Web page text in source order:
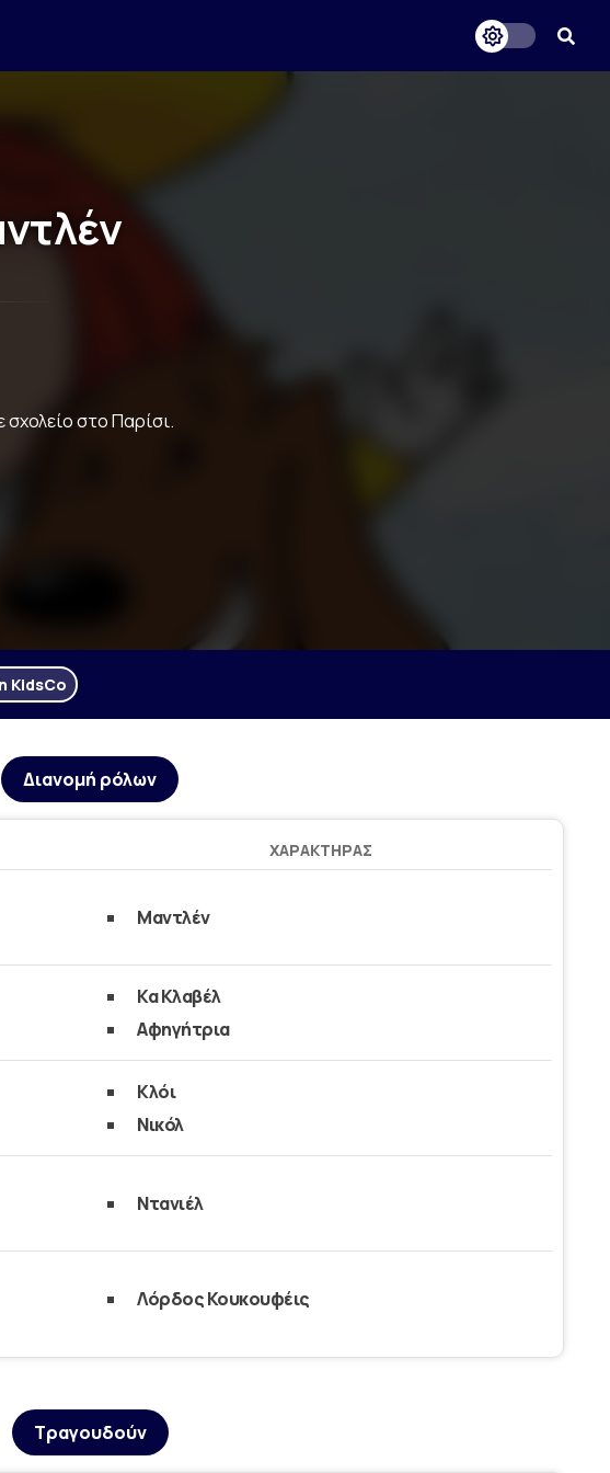
σχολείο στο Παρίσι.
KidsCo
Διανομή ρόλων
ΧΑΡΑΚΤΉΡΑΣ
Μαντλέν
Κα Κλαβέλ
Αφηγήτρια
Κλόι
Νικόλ
Ντανιέλ
Λόρδος Κουκουφέις
Τραγουδούν